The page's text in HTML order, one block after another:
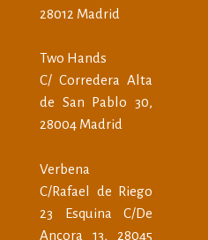
28012 Madrid
Two Hands
C/ Corredera Alta
de San Pablo 30,
28004 Madrid
Verbena
C/Rafael de Riego
23 Esquina C/De
Ancora 13, 28045